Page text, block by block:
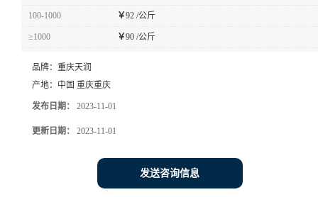
100-1000 ￥92 /公斤
≥1000 ￥90 /公斤
品牌： 重庆天润
产地： 中国 重庆重庆
发布日期： 2023-11-01
更新日期： 2023-11-01
发送咨询信息